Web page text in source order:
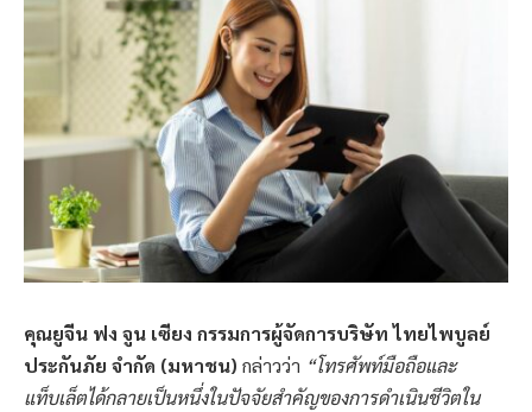
คุณยูจีน ฟง จูน เซียง กรรมการผู้จัดการบริษัท ไทยไพบูลย์
ประกันภัย จำกัด (มหาชน) กล่าวว่า “โทรศัพท์มือถือและ
แท็บเล็ตได้กลายเป็นหนึ่งในปัจจัยสำคัญของการดำเนินชีวิตใน